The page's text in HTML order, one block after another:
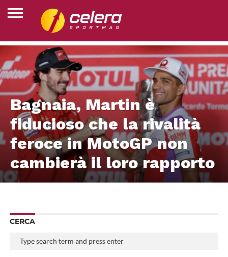
HOME
MOTOGP
SUPERBIKE
MOTOJUNIOR
ESPORTS
SPORT
CLASSIFICHE
SIAMO
Bagnaia, Martin è
fiducioso che la rivalità
feroce in MotoGP non
cambierà il loro rapporto
CERCA